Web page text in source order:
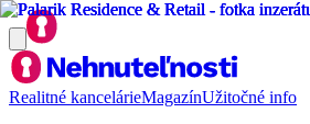
Realitné kancelárieMagazínUžitočné info